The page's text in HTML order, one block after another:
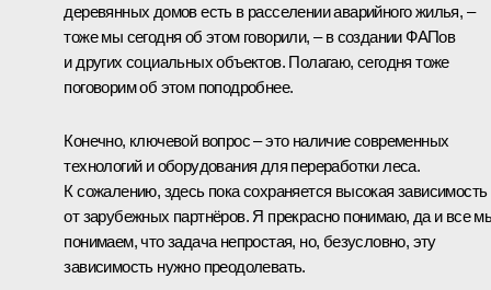
деревянных домов есть в расселении аварийного жилья, –
тоже мы сегодня об этом говорили, – в создании ФАПов
и других социальных объектов. Полагаю, сегодня тоже
поговорим об этом поподробнее.
Конечно, ключевой вопрос – это наличие современных
технологий и оборудования для переработки леса.
К сожалению, здесь пока сохраняется высокая зависимость
от зарубежных партнёров. Я прекрасно понимаю, да и все
понимаем, что задача непростая, но, безусловно, эту
зависимость нужно преодолевать.